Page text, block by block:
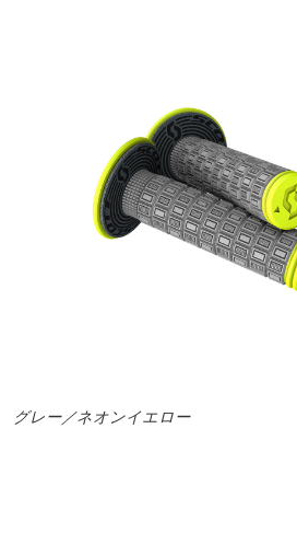
グレー／ネオンイエロー